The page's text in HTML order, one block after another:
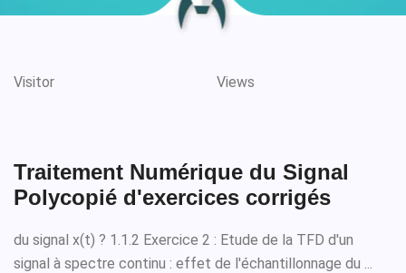
Visitor Views
Traitement Numérique du Signal
Polycopié d'exercices corrigés
du signal x(t) ? 1.1.2 Exercice 2 : Etude de la TFD d'un
signal à spectre continu : effet de l'échantillonnage du ...